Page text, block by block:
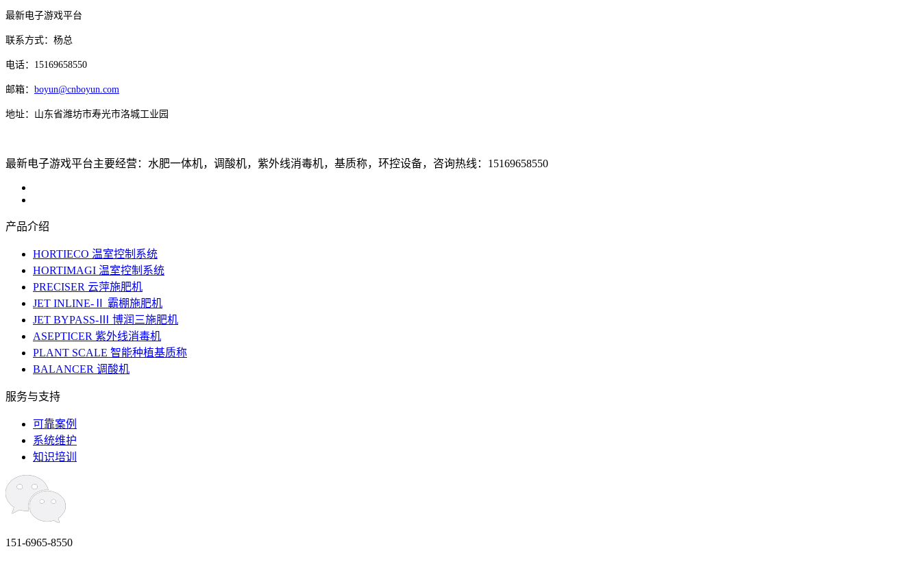
最新电子游戏平台
联系方式：杨总
电话：15169658550
邮箱： boyun@cnboyun.com
地址：山东省潍坊市寿光市洛城工业园
最新电子游戏平台主要经营：水肥一体机，调酸机，紫外线消毒机，基质称，环控设备，咨询热线：15169658550
产品介绍
HORTIECO 温室控制系统
HORTIMAGI 温室控制系统
PRECISER 云萍施肥机
JET INLINE-Ⅱ 霸棚施肥机
JET BYPASS-Ⅲ 博润三施肥机
ASEPTICER 紫外线消毒机
PLANT SCALE 智能种植基质称
BALANCER 调酸机
服务与支持
可靠案例
系统维护
知识培训
151-6965-8550